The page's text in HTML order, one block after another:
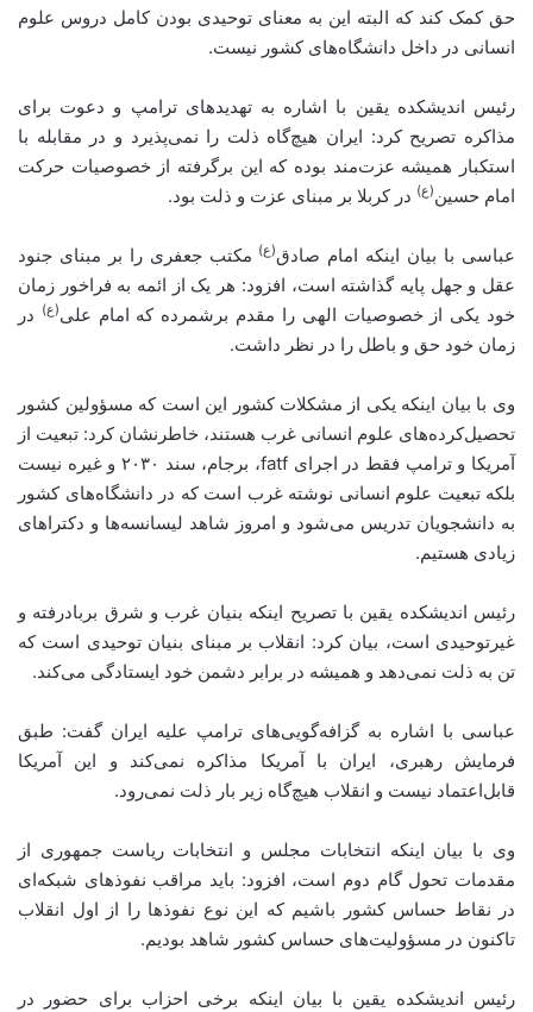
حق کمک کند که البته این به معنای توحیدی بودن کامل دروس علوم
انسانی در داخل دانشگاه‌های کشور نیست.
رئیس اندیشکده یقین با اشاره به تهدیدهای ترامپ و دعوت برای
مذاکره تصریح کرد: ایران هیچ‌گاه ذلت را نمی‌پذیرد و در مقابله با
استکبار همیشه عزت‌مند بوده که این برگرفته از خصوصیات حرکت
امام حسین(ع) در کربلا بر مبنای عزت و ذلت بود.
عباسی با بیان اینکه امام صادق(ع) مکتب جعفری را بر مبنای جنود
عقل و جهل پایه گذاشته است، افزود: هر ‌یک از ائمه به فراخور زمان
خود یکی از خصوصیات الهی را مقدم برشمرده که امام علی(ع) در
زمان خود حق و باطل را در نظر داشت.
وی با بیان اینکه یکی از مشکلات کشور این است که مسؤولین کشور
تحصیل‌کرده‌های علوم انسانی غرب هستند، خاطرنشان کرد: تبعیت از
آمریکا و ترامپ‌ فقط در اجرای fatf، برجام، سند ۲۰۳۰ و غیره نیست
بلکه تبعیت علوم انسانی نوشته غرب است که در دانشگاه‌های کشور
به دانشجویان تدریس می‌شود و امروز شاهد لیسانسه‌ها و دکتراهای
زیادی هستیم.
رئیس اندیشکده یقین با تصریح اینکه بنیان غرب و شرق بربادرفته و
غیرتوحیدی است، بیان کرد: انقلاب بر مبنای بنیان توحیدی است که
تن به ذلت نمی‌دهد و همیشه در برابر دشمن خود ایستادگی‌ می‌کند.
عباسی با اشاره به گزافه‌گویی‌های ترامپ علیه ایران گفت: طبق
فرمایش رهبری، ایران با آمریکا مذاکره نمی‌کند و این آمریکا
قابل‌اعتماد نیست و انقلاب هیچ‌گاه زیر بار ذلت نمی‌رود.
وی با بیان اینکه انتخابات مجلس و انتخابات ریاست جمهوری از
مقدمات تحول گام دوم است، افزود: باید مراقب نفوذهای شبکه‌ای
در نقاط حساس کشور باشیم که این نوع نفوذها را از اول انقلاب
تاکنون در مسؤولیت‌های حساس کشور شاهد بودیم.
رئیس اندیشکده یقین با بیان اینکه برخی احزاب برای حضور در